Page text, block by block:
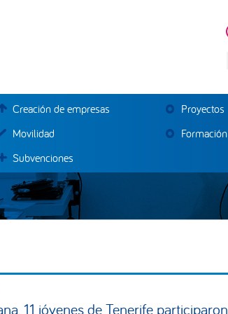
Creación de empresas
Movilidad
Subvenciones
Proyectos
Formación
11 jóvenes de Tenerife participaron